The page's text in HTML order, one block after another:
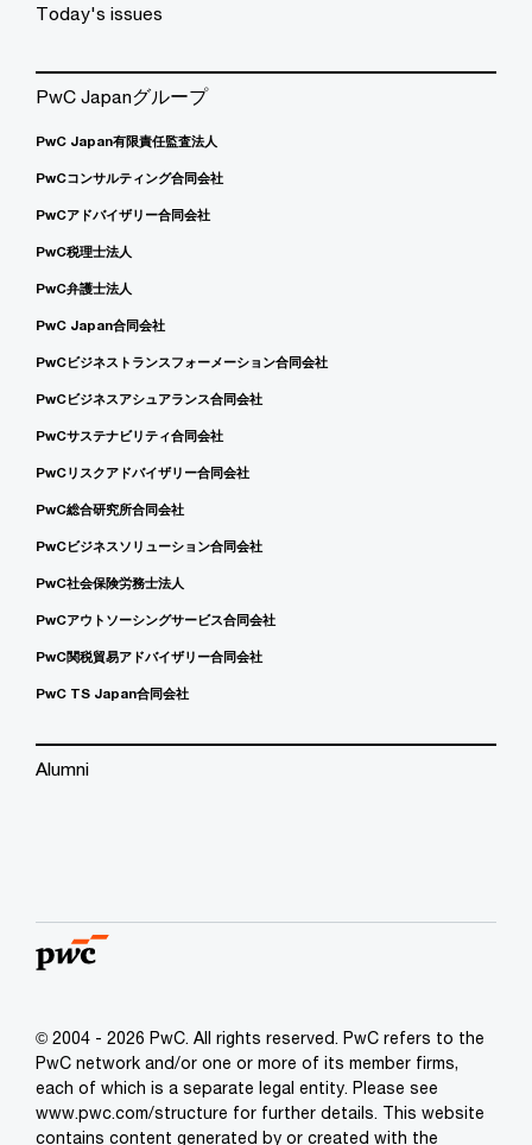
Today's issues
PwC Japanグループ
PwC Japan有限責任監査法人
PwCコンサルティング合同会社
PwCアドバイザリー合同会社
PwC税理士法人
PwC弁護士法人
PwC Japan合同会社
PwCビジネストランスフォーメーション合同会社
PwCビジネスアシュアランス合同会社
PwCサステナビリティ合同会社
PwCリスクアドバイザリー合同会社
PwC総合研究所合同会社
PwCビジネスソリューション合同会社
PwC社会保険労務士法人
PwCアウトソーシングサービス合同会社
PwC関税貿易アドバイザリー合同会社
PwC TS Japan合同会社
Alumni
© 2004 - 2026 PwC. All rights reserved. PwC refers to the
PwC network and/or one or more of its member firms,
each of which is a separate legal entity. Please see
www.pwc.com/structure for further details. This website
contains content generated by or created with the